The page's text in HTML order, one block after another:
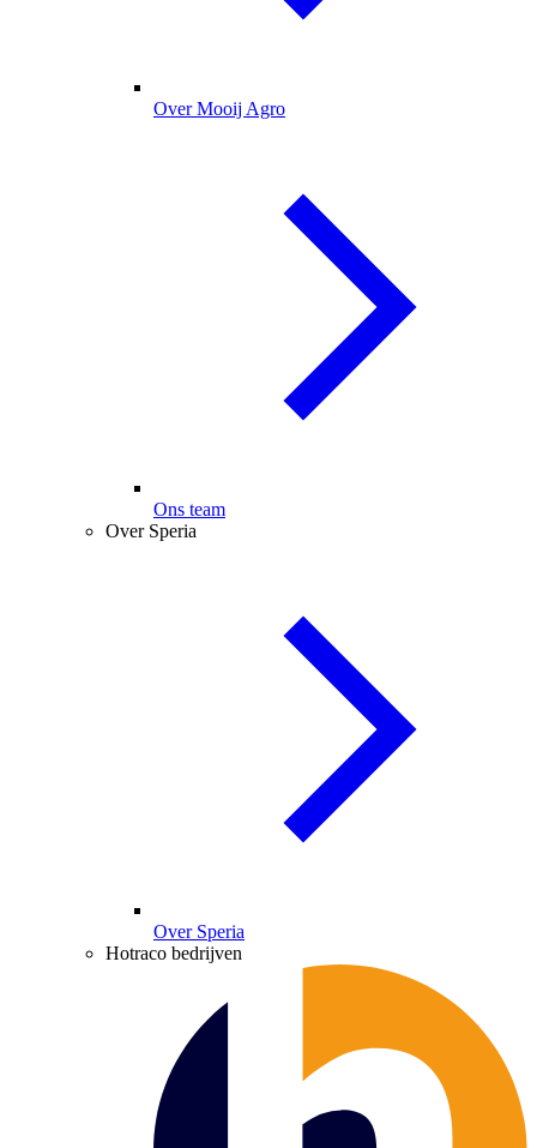
Over Mooij Agro
Ons team
Over Speria
Over Speria
Hotraco bedrijven